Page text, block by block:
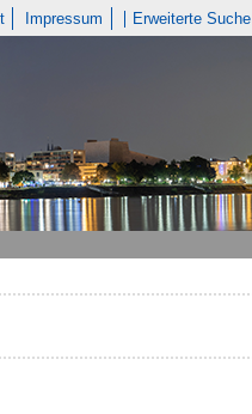
Impressum Erweiterte Suche